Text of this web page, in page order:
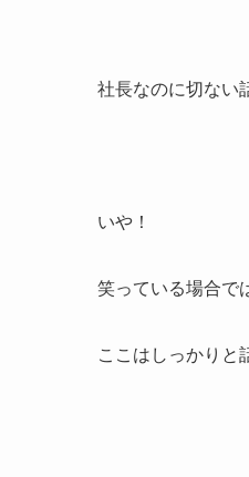
社長なのに切ない
いや！
笑っている場合で
ここはしっかりと